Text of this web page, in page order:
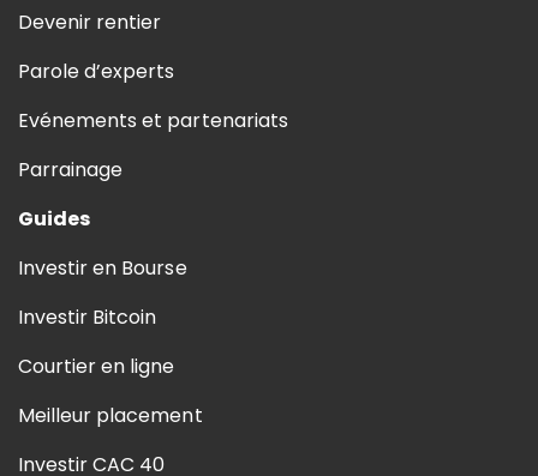
Devenir rentier
Parole d’experts
Evénements et partenariats
Parrainage
Guides
Investir en Bourse
Investir Bitcoin
Courtier en ligne
Meilleur placement
Investir CAC 40